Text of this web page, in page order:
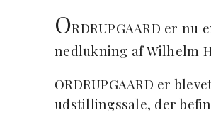
ORDRUPGAARD er
nedlukning af Wilhelm
ORDRUPGAARD er
udstillingssale, der